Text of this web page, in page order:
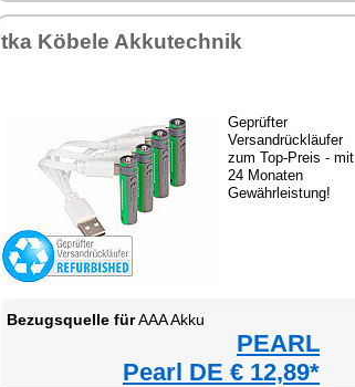
tka Köbele Akkutechnik
Geprüfter
Versandrückläufer
zum Top-Preis - mit
24 Monaten
Gewährleistung!
Bezugsquelle fürAAA Akku
PEARL
Pearl DE € 12,89*